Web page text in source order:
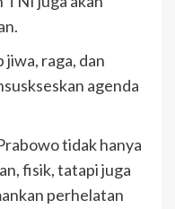
jiwa, raga, dan
agenda
tidak hanya
fisik, tatapi juga
perhelatan